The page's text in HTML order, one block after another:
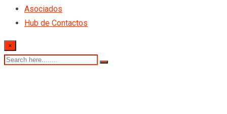
Asociados
Hub de Contactos
×